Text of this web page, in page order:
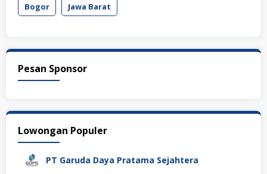
Bogor Jawa Barat
Pesan Sponsor
Lowongan Populer
PT Garuda Daya Pratama Sejahtera